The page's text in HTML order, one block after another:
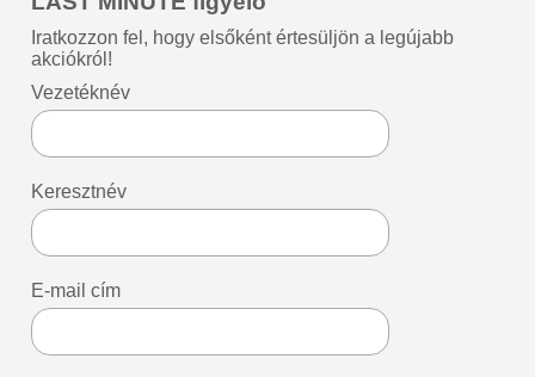
Iratkozzon fel, hogy elsőként értesüljön a legújabb
akciókról!
Vezetéknév
Keresztnév
E-mail cím